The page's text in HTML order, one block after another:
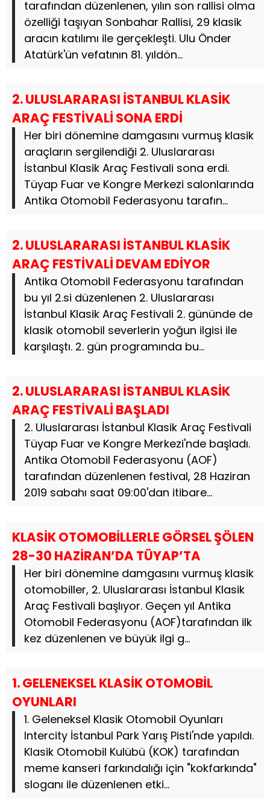
tarafından düzenlenen, yılın son rallisi olma
özelliği taşıyan Sonbahar Rallisi, 29 klasik
aracın katılımı ile gerçekleşti. Ulu Önder
Atatürk'ün vefatının 81. yıldön...
2. ULUSLARARASI İSTANBUL KLASİK
ARAÇ FESTİVALİ SONA ERDİ
Her biri dönemine damgasını vurmuş klasik
araçların sergilendiği 2. Uluslararası
İstanbul Klasik Araç Festivali sona erdi.
Tüyap Fuar ve Kongre Merkezi salonlarında
Antika Otomobil Federasyonu tarafın...
2. ULUSLARARASI İSTANBUL KLASİK
ARAÇ FESTİVALİ DEVAM EDİYOR
Antika Otomobil Federasyonu tarafından
bu yıl 2.si düzenlenen 2. Uluslararası
İstanbul Klasik Araç Festivali 2. gününde de
klasik otomobil severlerin yoğun ilgisi ile
karşılaştı. 2. gün programında bu...
2. ULUSLARARASI İSTANBUL KLASİK
ARAÇ FESTİVALİ BAŞLADI
2. Uluslararası İstanbul Klasik Araç Festivali
Tüyap Fuar ve Kongre Merkezi'nde başladı.
Antika Otomobil Federasyonu (AOF)
tarafından düzenlenen festival, 28 Haziran
2019 sabahı saat 09:00'dan itibare...
KLASİK OTOMOBİLLERLE GÖRSEL ŞÖLEN
28-30 HAZİRAN’DA TÜYAP’TA
Her biri dönemine damgasını vurmuş klasik
otomobiller, 2. Uluslararası İstanbul Klasik
Araç Festivali başlıyor. Geçen yıl Antika
Otomobil Federasyonu (AOF)tarafından ilk
kez düzenlenen ve büyük ilgi g...
1. GELENEKSEL KLASİK OTOMOBİL
OYUNLARI
1. Geleneksel Klasik Otomobil Oyunları
Intercity İstanbul Park Yarış Pisti'nde yapıldı.
Klasik Otomobil Kulübü (KOK) tarafından
meme kanseri farkındalığı için "kokfarkında"
sloganı ile düzenlenen etki...